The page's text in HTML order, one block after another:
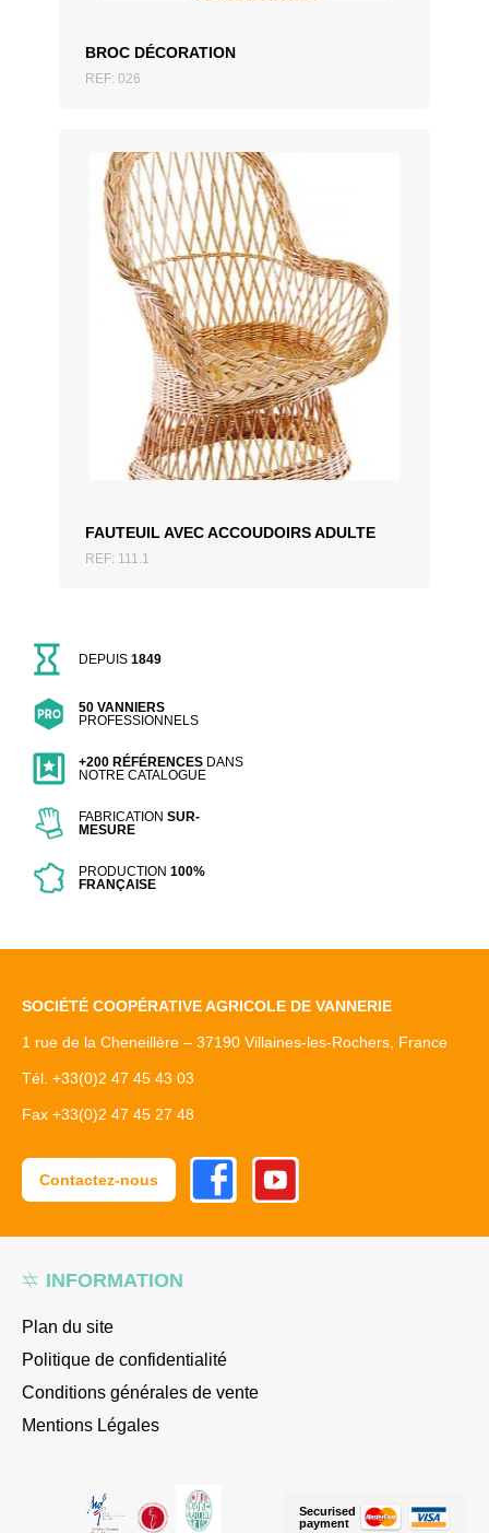
BROC DÉCORATION
REF: 026
FAUTEUIL AVEC ACCOUDOIRS ADULTE
REF: 111.1
AJOUTER AU DEVIS
DEPUIS1849
50 VANNIERS
PROFESSIONNELS
+200 RÉFÉRENCES DANS
NOTRE CATALOGUE
FABRICATIONSUR-
MESURE
PRODUCTION100%
FRANÇAISE
INFORMATION
Plan du site
Politique de confidentialité
Conditions générales de vente
Mentions Légales
SOCIÉTÉ COOPÉRATIVE AGRICOLE DE VANNERIE
1 rue de la Cheneillère – 37190 Villaines-les-Rochers, France
Tél. +33(0)2 47 45 43 03
Fax +33(0)2 47 45 27 48
Securised
payment
Contactez-nous
FacebookYoutube